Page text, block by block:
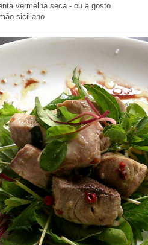
vermelha seca - ou a gosto
siciliano